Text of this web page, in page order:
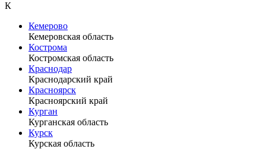
К
Кемерово
Кемеровская область
Кострома
Костромская область
Краснодар
Краснодарский край
Красноярск
Красноярский край
Курган
Курганская область
Курск
Курская область